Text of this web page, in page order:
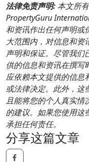
法律免责声明: 本文所
PropertyGuru
和资讯作出任何声明或
大范围内，对信息和
声明和保证。尽管我们
供的信息和资讯在撰写
应依赖本文提供的信息
或法律决定。此外，这
且能将您的个人真实
的建议。如果您使用这
承担任何责任。
分享这篇文章